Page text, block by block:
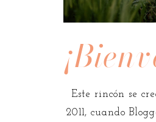
Este rincón se
2011, cuando